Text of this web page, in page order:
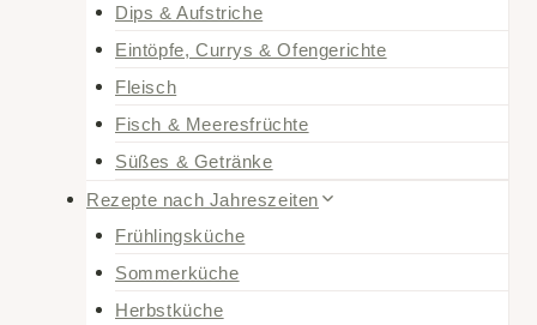
Dips & Aufstriche
Eintöpfe, Currys & Ofengerichte
Fleisch
Fisch & Meeresfrüchte
Süßes & Getränke
Rezepte nach Jahreszeiten
Frühlingsküche
Sommerküche
Herbstküche